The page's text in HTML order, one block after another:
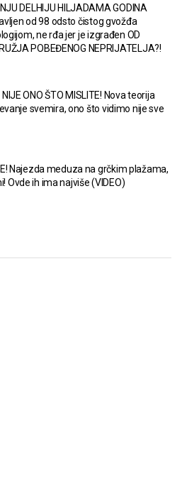
DELHIJU HILJADAMA GODINA
od 98 odsto čistog gvožđa
ne rđa jer je izgrađen OD
POBEĐENOG NEPRIJATELJA?!
ONO ŠTO MISLITE! Nova teorija
svemira, ono što vidimo nije sve
Najezda meduza na grčkim plažama,
Ovde ih ima najviše (VIDEO)